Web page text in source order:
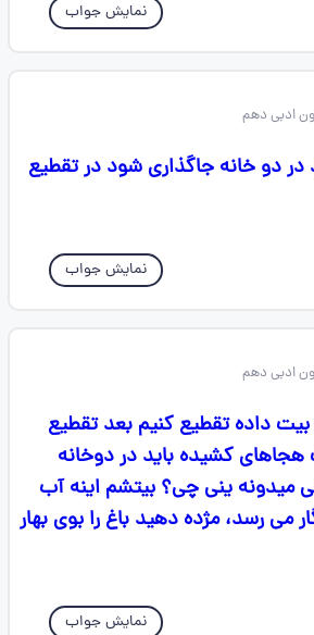
نمایش جواب
دو خانه جاگذاری شود در تقطیع
نمایش جواب
داده تقطیع کنیم بعد تقطیع
هجاهای کشیده باید در دوخانه
ینی چی؟ بیتشم اینه آب
می رسد، مژده دهید باغ را بوی بهار
نمایش جواب